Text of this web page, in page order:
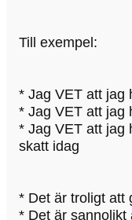
Till exempel:
* Jag VET att jag
* Jag VET att jag
* Jag VET att jag
skatt idag
* Det är troligt att
* Det är sannolikt